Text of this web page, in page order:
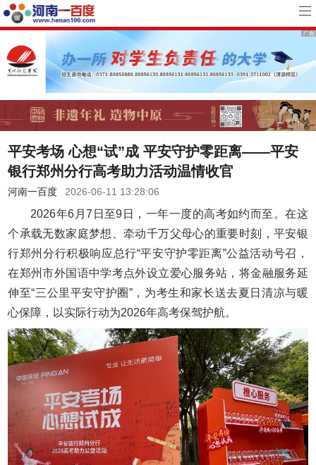
平安考场 心想“试”成 平安守护零距离——平安
银行郑州分行高考助力活动温情收官
河南一百度 2026-06-11 13:28:06
2026年6月7日至9日，一年一度的高考如约而至。在这
个承载无数家庭梦想、牵动千万父母心的重要时刻，平安银
行郑州分行积极响应总行“平安守护零距离”公益活动号召，
在郑州市外国语中学考点外设立爱心服务站，将金融服务延
伸至“三公里平安守护圈”，为考生和家长送去夏日清凉与暖
心保障，以实际行动为2026年高考保驾护航。